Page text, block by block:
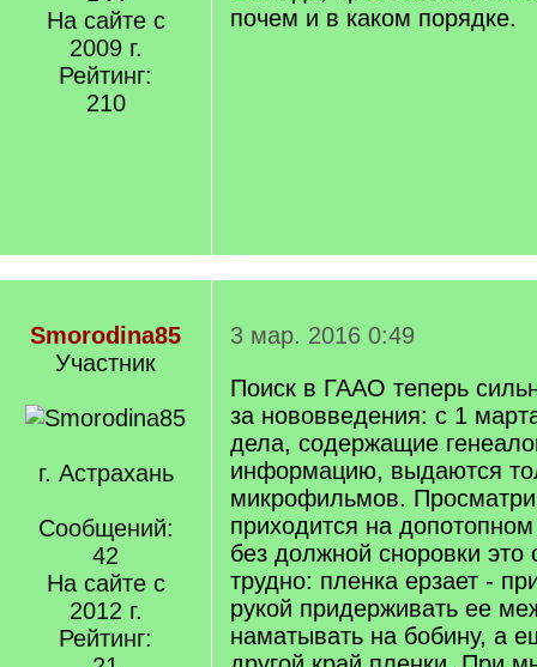
На сайте с
2009 г.
Рейтинг:
210
почем и в каком порядке.
Smorodina85
Участник
г. Астрахань
Сообщений:
42
На сайте с
2012 г.
Рейтинг:
3 мар. 2016 0:49
Поиск в ГААО теперь
за нововведения: с 1
дела, содержащие
информацию, выдаются
микрофильмов.
приходится на
без должной сноровки это
трудно: пленка ерзает -
рукой придерживать ее
наматывать на бобину, а